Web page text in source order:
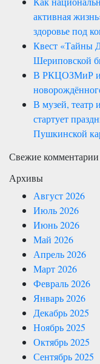
активная
здоровье под
Квест «Тайны
Шериповской
В РКЦОЗМиР
В музей, театр
стартует
Пушкинской
Свежие комментарии
Архивы
Август 2026
Июль 2026
Июнь 2026
Май 2026
Апрель 2026
Март 2026
Февраль 2026
Январь 2026
Декабрь 2025
Ноябрь 2025
Октябрь 2025
Сентябрь 2025